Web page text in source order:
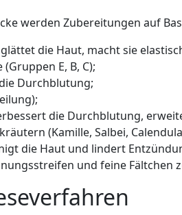
werden Zubereitungen auf
die Haut, macht sie
E, B, C);
Durchblutung;
die Durchblutung,
(Kamille, Salbei,
die Haut und lindert
und feine Fältchen